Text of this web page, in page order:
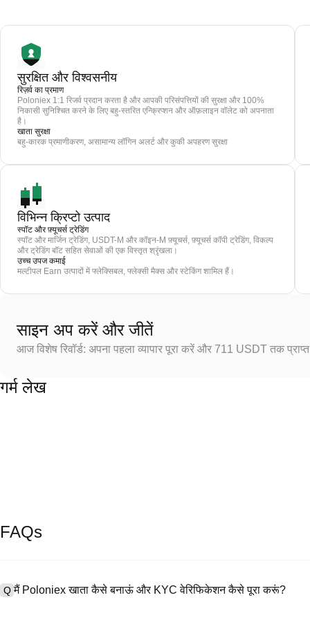
सुरक्षित और विश्वसनीय
रिज़र्व का प्रमाण
Poloniex 1:1 रिजर्व प्रदान करता है और आपकी परिसंपत्तियों की सुरक्षा और 100%
निकासी सुनिश्चित करने के लिए बहु-स्तरित एन्क्रिप्शन और ऑफ़लाइन वॉलेट को अपनाता
है।
खाता सुरक्षा
बहु-कारक प्रमाणीकरण, असामान्य लॉगिन अलर्ट और कुकी अपहरण सुरक्षा
विभिन्न क्रिप्टो उत्पाद
स्पॉट और फ़्यूचर्स ट्रेडिंग
स्पॉट और मार्जिन ट्रेडिंग, USDT-M और कॉइन-M फ़्यूचर्स, फ़्यूचर्स कॉपी ट्रेडिंग, विकल्प
और ट्रेडिंग बॉट सहित सेवाओं की एक विस्तृत श्रृंखला।
उच्च उपज कमाई
मल्टीपल Earn उत्पादों में फ्लेक्सिबल, फ्लेक्सी मैक्स और स्टेकिंग शामिल हैं।
साइन अप करें और जीतें
आज विशेष रिवॉर्ड: अपना पहला व्यापार पूरा करें और 711 USDT तक
गर्म लेख
FAQs
Q मैं Poloniex खाता कैसे बनाऊं और KYC वेरिफिकेशन कैसे पूरा करूं?